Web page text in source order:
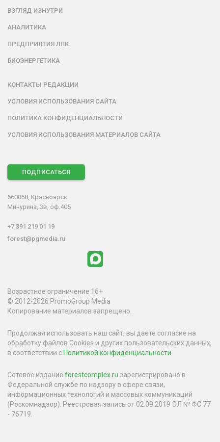
ВЗГЛЯД ИЗНУТРИ
АНАЛИТИКА
ПРЕДПРИЯТИЯ ЛПК
БИОЭНЕРГЕТИКА
КОНТАКТЫ РЕДАКЦИИ
УСЛОВИЯ ИСПОЛЬЗОВАНИЯ САЙТА
ПОЛИТИКА КОНФИДЕНЦИАЛЬНОСТИ
УСЛОВИЯ ИСПОЛЬЗОВАНИЯ МАТЕРИАЛОВ САЙТА
ПОДПИСАТЬСЯ
660068, Красноярск
Мичурина, 3в, оф.405
+7 391 219 01 19
forest@pgmedia.ru
Возрастное ограничение 16+
© 2012-2026 PromoGroup Media
Копирование материалов запрещено.
Продолжая использовать наш сайт, вы даете согласие на
обработку файлов Cookies и других пользовательских данных,
в соответствии с Политикой конфиденциальности.
Сетевое издание forestcomplex.ru зарегистрировано в
Федеральной службе по надзору в сфере связи,
информационных технологий и массовых коммуникаций
(Роскомнадзор). Реестровая запись от 02.09.2019 ЭЛ № ФС 77
- 76719.